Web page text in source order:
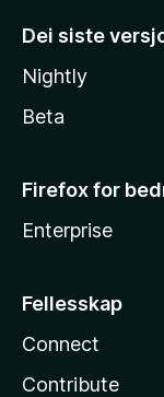
Dei siste
Nightly
Beta
Firefox for
Enterprise
Fellesskap
Connect
Contribute